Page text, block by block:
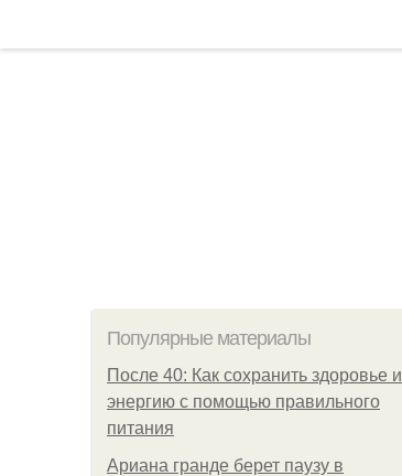
Популярные материалы
После 40: Как сохранить здоровье и
энергию с помощью правильного
питания
Ариана гранде берет паузу в